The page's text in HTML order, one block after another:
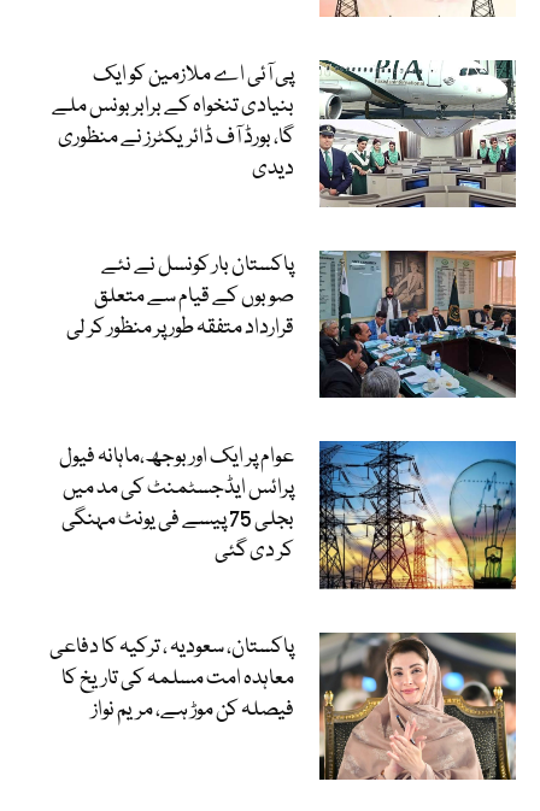
پی آئی اے ملازمین کو ایک
بنیادی تنخواہ کے برابر بونس ملے
گا، بورڈ آف ڈائریکٹرز نے منظوری
دیدی
پاکستان بار کونسل نے نئے
صوبوں کے قیام سے متعلق
قرارداد متفقہ طور پر منظور کر لی
عوام پر ایک اور بوجھ،ماہانہ فیول
پرائس ایڈجسٹمنٹ کی مد میں
بجلی 75 پیسے فی یونٹ مہنگی
کر دی گئی
پاکستان، سعودیہ ، ترکیہ کا دفاعی
معاہدہ امت مسلمہ کی تاریخ کا
فیصلہ کن موڑ ہے، مریم نواز